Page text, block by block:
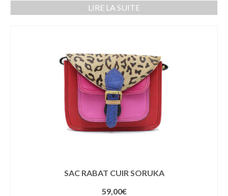
LIRE LA SUITE
SAC RABAT CUIR SORUKA
59,00€